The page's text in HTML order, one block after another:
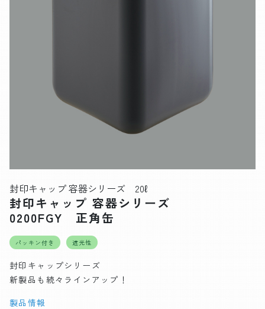
封印キャップ 容器シリーズ 20ℓ
封印キャップ 容器シリーズ
0200FGY 正角缶
パッキン付き 遮光性
封印キャップシリーズ
新製品も続々ラインアップ！
製品情報